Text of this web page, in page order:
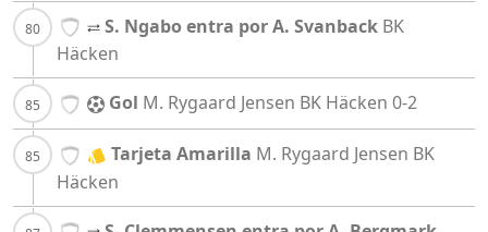
S. Ngabo entra por A. Svanback BK
Häcken
Gol M. Rygaard Jensen BK Häcken 0-2
Tarjeta Amarilla M. Rygaard Jensen BK
Häcken